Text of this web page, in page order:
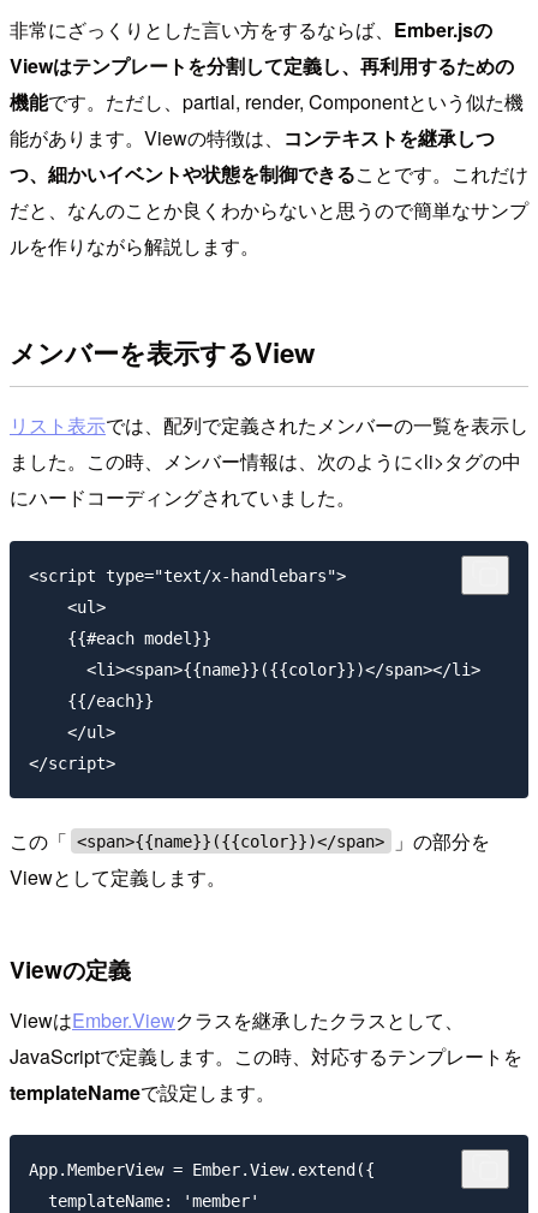
非常にざっくりとした言い方をするならば、 Ember.jsの
Viewはテンプレートを分割して定義し、再利用するための
機能です。ただし、partial, render, Componentという似た機
能があります。Viewの特徴は、 コンテキストを継承しつ
つ、細かいイベントや状態を制御できることです。これだけ
だと、なんのことか良くわからないと思うので簡単なサンプ
ルを作りながら解説します。
メンバーを表示するView
リスト表示では、配列で定義されたメンバーの一覧を表示し
ました。この時、メンバー情報は、次のように<li>タグの中
にハードコーディングされていました。
<script type="text/x-handlebars">
    <ul>
    {{#each model}}
      <li><span>{{name}}({{color}})</span></li>
    {{/each}}
    </ul>
この「 <span>{{name}}({{color}})</span>
」の部分を
Viewとして定義します。
Viewの定義
ViewはEmber.Viewクラスを継承したクラスとして、
JavaScriptで定義します。この時、対応するテンプレートを
templateNameで設定します。
App.MemberView = Ember.View.extend({
  templateName: 'member'